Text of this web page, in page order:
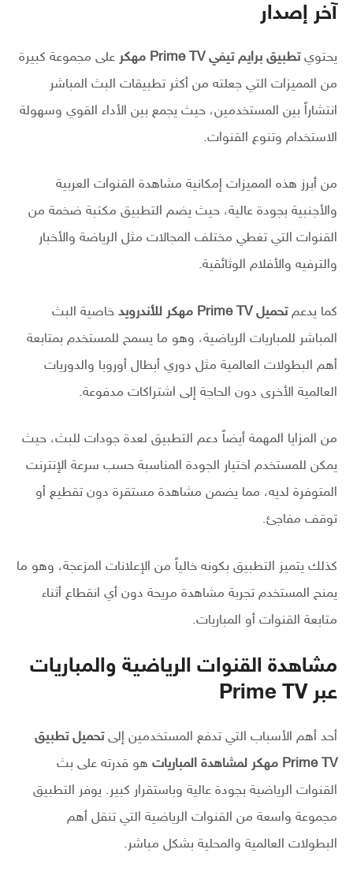
آخر إصدار
يحتويتطبيق برايم تيفي Prime TV مهكر
على مجموعة كبيرة
من المميزات التي جعلته من أكثر تطبيقات البث المباشر
انتشاراً بين المستخدمين، حيث يجمع بين الأداء القوي وسهولة
الاستخدام وتنوع القنوات.
من أبرز هذه المميزات إمكانية مشاهدة القنوات العربية
والأجنبية بجودة عالية، حيث يضم التطبيق مكتبة ضخمة من
القنوات التي تغطي مختلف المجالات مثل الرياضة والأخبار
والترفيه والأفلام الوثائقية.
كما يدعمتحميل Prime TV مهكر للأندرويد
خاصية البث
المباشر للمباريات الرياضية، وهو ما يسمح للمستخدم بمتابعة
أهم البطولات العالمية مثل دوري أبطال أوروبا والدوريات
العالمية الأخرى دون الحاجة إلى اشتراكات مدفوعة.
من المزايا المهمة أيضاً دعم التطبيق لعدة جودات للبث، حيث
يمكن للمستخدم اختيار الجودة المناسبة حسب سرعة الإنترنت
المتوفرة لديه، مما يضمن مشاهدة مستقرة دون تقطيع أو
توقف مفاجئ.
كذلك يتميز التطبيق بكونه خالياً من الإعلانات المزعجة، وهو ما
يمنح المستخدم تجربة مشاهدة مريحة دون أي انقطاع أثناء
متابعة القنوات أو المباريات.
مشاهدة القنوات الرياضية والمباريات
عبر Prime TV
أحد أهم الأسباب التي تدفع المستخدمين إلىتحميل تطبيق
Prime TV مهكر لمشاهدة المباريات
هو قدرته على بث
القنوات الرياضية بجودة عالية وباستقرار كبير. يوفر التطبيق
مجموعة واسعة من القنوات الرياضية التي تنقل أهم
البطولات العالمية والمحلية بشكل مباشر.